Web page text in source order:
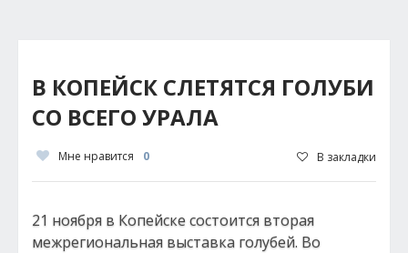
В КОПЕЙСК СЛЕТЯТСЯ ГОЛУБИ
СО ВСЕГО УРАЛА
Мне нравится 0 В закладки
21 ноября в Копейске состоится вторая
межрегиональная выставка голубей. Во